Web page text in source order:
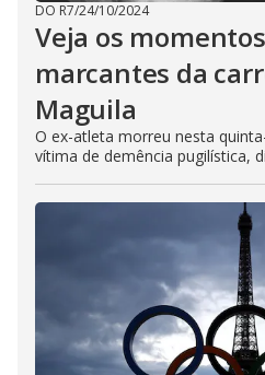
DO R7/24/10/2024
Veja os
marcantes da
Maguila
O ex-atleta morreu nesta
vítima de demência pugilística,